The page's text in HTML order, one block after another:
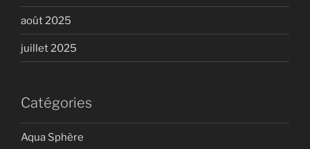
août 2025
juillet 2025
Catégories
Aqua Sphère